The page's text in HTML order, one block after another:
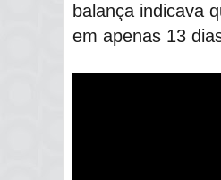
balança indicava
em apenas 13